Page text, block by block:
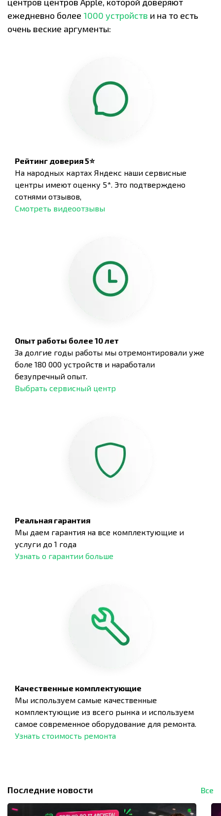
ежедневно более 1000 устройств и на то есть
очень веские аргументы:
Рейтинг доверия 5⭐
На народных картах Яндекс наши сервисные
центры имеют оценку 5*. Это подтверждено
сотнями отзывов,
Смотреть видеоотзывы
Опыт работы более 10 лет
За долгие годы работы мы отремонтировали уже
боле 180 000 устройств и наработали
безупречный опыт.
Выбрать сервисный центр
Реальная гарантия
Мы даем гарантия на все комплектующие и
услуги до 1 года
Узнать о гарантии больше
Качественные комплектующие
Мы используем самые качественные
комплектующие из всего рынка и используем
самое современное оборудование для ремонта.
Узнать стоимость ремонта
Последние новости Все